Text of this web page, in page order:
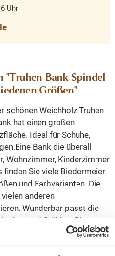
Uhr
Bank Spindel
Größen"
schönen Weichholz Truhen
hat einen großen
Ideal für Schuhe,
Bank die überall
Wohnzimmer, Kinderzimmer
finden Sie viele Biedermeier
und Farbvarianten. Die
anderen
Wunderbar passt die
und Stühlen. Diese
sie bei uns im Shop!